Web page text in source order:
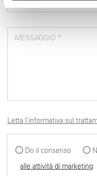
nostri partner che si
con altre informazioni
MESSAGGIO *
Letta l'informativa sul
Do il consenso
alle attività di marketing